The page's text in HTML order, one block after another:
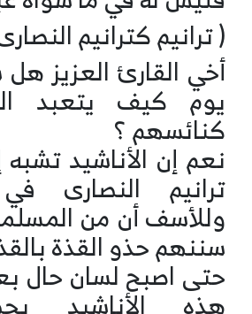
( ترانيم كترانيم
أخي القارئ العزيز
يوم كيف يتعبد
كنائسهم ؟
نعم إن الأناشيد
ترانيم النصارى
وللأسف أن من
سننهم حذو القذة
حتى اصبح لسان حال
هذه الأناشيد